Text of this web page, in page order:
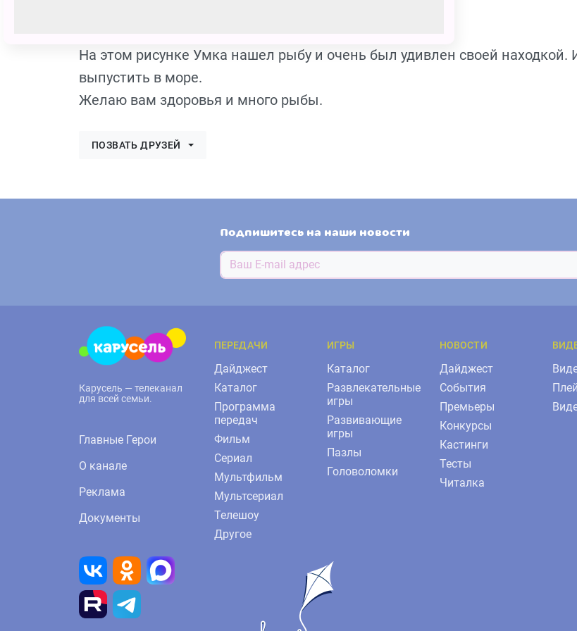
На этом рисунке Умка нашел рыбу и очень был удивлен своей находкой.
выпустить в море.
Желаю вам здоровья и много рыбы.
ПОЗВАТЬ ДРУЗЕЙ
Подпишитесь на наши новости
Карусель — телеканал
для всей семьи.
Главные Герои
О канале
Реклама
Документы
ПЕРЕДАЧИ
Дайджест
Каталог
Программа
передач
Фильм
Сериал
Мультфильм
Мультсериал
Телешоу
Другое
ИГРЫ
Каталог
Развлекательные
игры
Развивающие
игры
Пазлы
Головоломки
НОВОСТИ
Дайджест
События
Премьеры
Конкурсы
Кастинги
Тесты
Читалка